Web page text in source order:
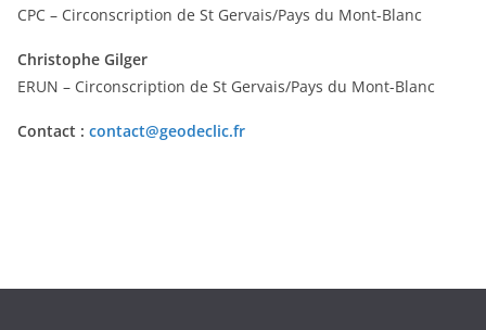
CPC – Circonscription de St Gervais/Pays du Mont-Blanc
Christophe Gilger
ERUN – Circonscription de St Gervais/Pays du Mont-Blanc
Contact : contact@geodeclic.fr